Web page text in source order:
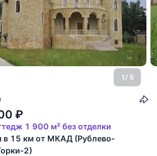
1/ 5
₽
1 900 м² без отделки
в 15 км от МКАД (Рублево-
2)